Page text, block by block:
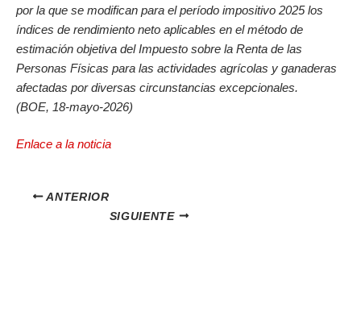
por la que se modifican para el período impositivo 2025 los
índices de rendimiento neto aplicables en el método de
estimación objetiva del Impuesto sobre la Renta de las
Personas Físicas para las actividades agrícolas y ganaderas
afectadas por diversas circunstancias excepcionales.
(BOE, 18-mayo-2026)
Enlace a la noticia
ANTERIOR
SIGUIENTE